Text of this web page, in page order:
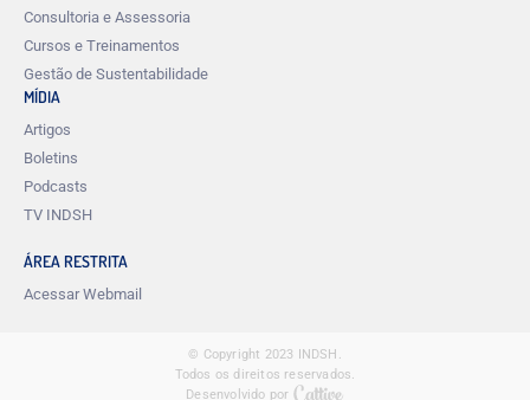
Consultoria e Assessoria
Cursos e Treinamentos
Gestão de Sustentabilidade
MÍDIA
Artigos
Boletins
Podcasts
TV INDSH
ÁREA RESTRITA
Acessar Webmail
© Copyright 2023 INDSH.
Todos os direitos reservados.
Desenvolvido por